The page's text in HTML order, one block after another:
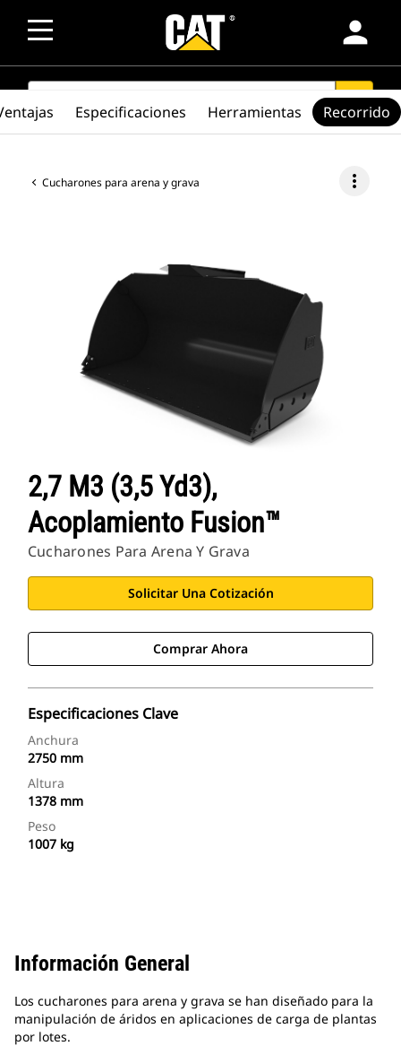
person
SEARCH search
Cucharones para arena y grava more_vert
2,7 M3 (3,5 Yd3),
Acoplamiento Fusion™
Cucharones Para Arena Y Grava
Solicitar Una Cotización
Comprar Ahora
Especificaciones Clave
Anchura
2750 mm
Altura
1378 mm
Peso
1007 kg
Especificaciones Herramientas Recorrido
Información General
Los cucharones para arena y grava se han diseñado para la
manipulación de áridos en aplicaciones de carga de plantas
por lotes.